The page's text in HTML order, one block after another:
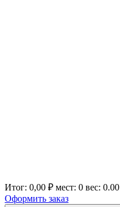
Итог: 0,00 ₽ мест: 0 вес: 0.00
Оформить заказ